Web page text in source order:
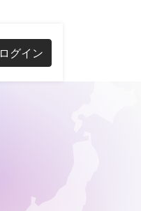
ログイン